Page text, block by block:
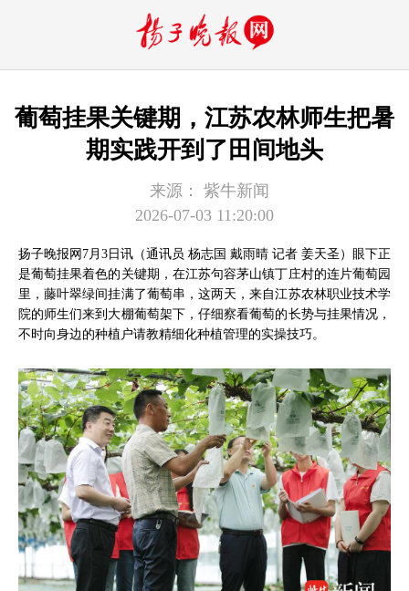
葡萄挂果关键期，江苏农林师生把暑
期实践开到了田间地头
来源：
紫牛新闻
2026-07-03 11:20:00
扬子晚报网7月3日讯（通讯员 杨志国 戴雨晴 记者 姜天圣）眼下正
是葡萄挂果着色的关键期，在江苏句容茅山镇丁庄村的连片葡萄园
里，藤叶翠绿间挂满了葡萄串，这两天，来自江苏农林职业技术学
院的师生们来到大棚葡萄架下，仔细察看葡萄的长势与挂果情况，
不时向身边的种植户请教精细化种植管理的实操技巧。